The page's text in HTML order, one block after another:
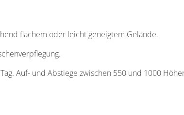
flachem oder leicht geneigtem Gelände.
Auf- und Abstiege zwischen 550 und 1000